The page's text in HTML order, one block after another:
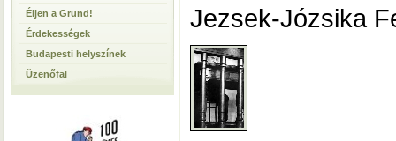
Éljen a Grund!
Érdekességek
Budapesti helyszínek
Üzenőfal
Jezsek-Józsika